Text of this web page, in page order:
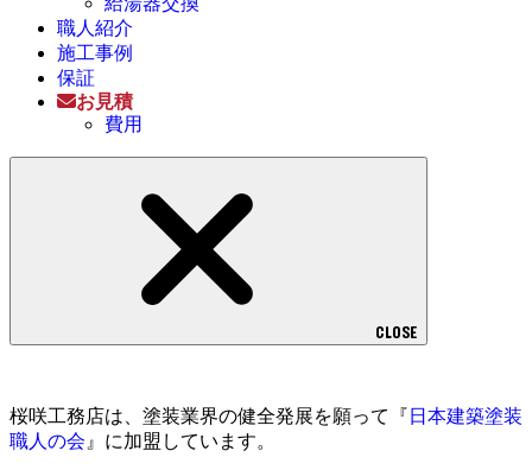
職人紹介
施工事例
保証
お見積
費用
CLOSE
桜咲工務店は、塗装業界の健全発展を願って『 日本建築塗装
職人の会 』に加盟しています。